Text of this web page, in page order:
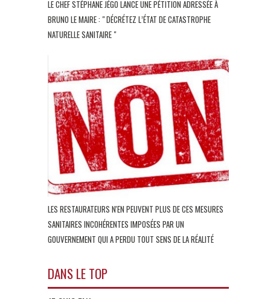
LE CHEF STÉPHANE JÉGO LANCE UNE PÉTITION ADRESSÉE À
BRUNO LE MAIRE : " DÉCRÉTEZ L’ÉTAT DE CATASTROPHE
NATURELLE SANITAIRE "
LES RESTAURATEURS N'EN PEUVENT PLUS DE CES MESURES
SANITAIRES INCOHÉRENTES IMPOSÉES PAR UN
GOUVERNEMENT QUI A PERDU TOUT SENS DE LA RÉALITÉ
DANS LE TOP